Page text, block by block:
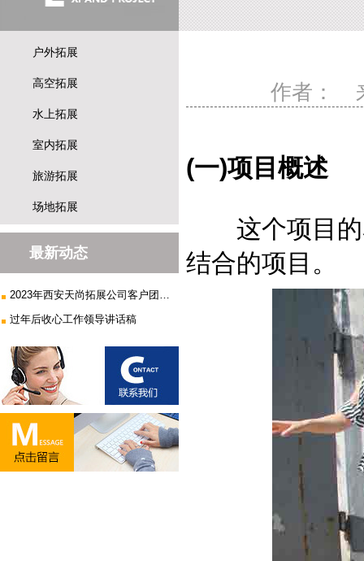
户外拓展
高空拓展
水上拓展
室内拓展
旅游拓展
场地拓展
最新动态
2023年西安天尚拓展公司客户团建...
过年后收心工作领导讲话稿
作者：
(一)项目概述
这个项目的
结合的项目。